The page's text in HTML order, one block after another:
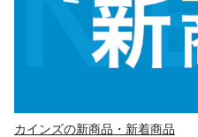
カインズの新商品・新着商品